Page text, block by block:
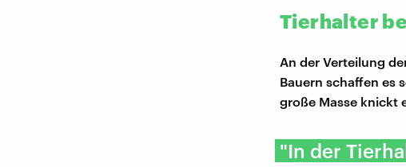
Tierhalter
An der Verteilung
Bauern schaffen es
große Masse knickt
"In der